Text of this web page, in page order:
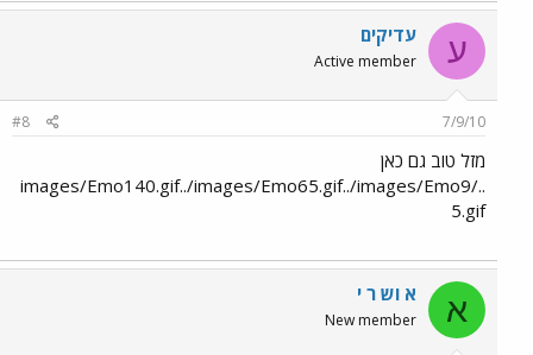
ע עדיקים
Active member
7/9/10
#8
מזל טוב גם כאן
../images/Emo140.gif../images/Emo65.gif../images/Emo9
5.gif
א א וש ר י
New member